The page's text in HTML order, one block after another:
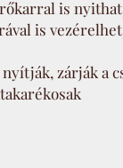
is
is
zárják a